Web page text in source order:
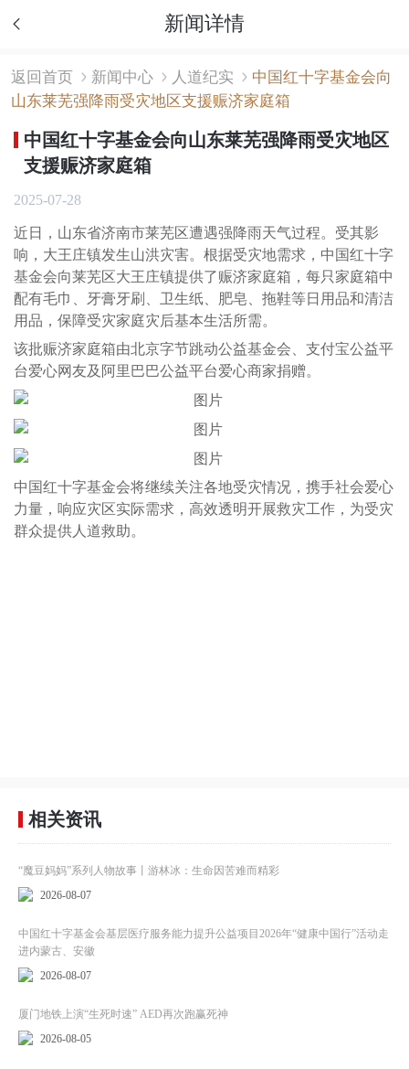
新闻详情
返回首页 新闻中心 人道纪实
中国红十字基金会向
山东莱芜强降雨受灾地区支援赈济家庭箱
中国红十字基金会向山东莱芜强降雨受灾地区
支援赈济家庭箱
2025-07-28
近日，山东省济南市莱芜区遭遇强降雨天气过程。受其影
响，大王庄镇发生山洪灾害。根据受灾地需求，中国红十字
基金会向莱芜区大王庄镇提供了赈济家庭箱，每只家庭箱中
配有毛巾、牙膏牙刷、卫生纸、肥皂、拖鞋等日用品和清洁
用品，保障受灾家庭灾后基本生活所需。
该批赈济家庭箱由北京字节跳动公益基金会、支付宝公益平
台爱心网友及阿里巴巴公益平台爱心商家捐赠。
中国红十字基金会将继续关注各地受灾情况，携手社会爱心
力量，响应灾区实际需求，高效透明开展救灾工作，为受灾
群众提供人道救助。
相关资讯
“魔豆妈妈”系列人物故事丨游林冰：生命因苦难而精彩
2026-08-07
中国红十字基金会基层医疗服务能力提升公益项目2026年“健康中国行”活动走
进内蒙古、安徽
2026-08-07
厦门地铁上演“生死时速” AED再次跑赢死神
2026-08-05